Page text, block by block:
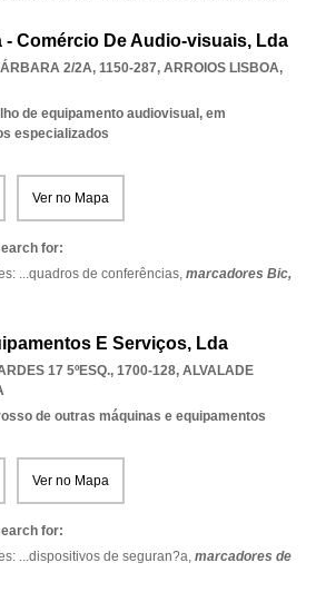
Comércio De Audio-visuais, Lda
2/2A, 1150-287, ARROIOS LISBOA,
de equipamento audiovisual, em
especializados
Ver no Mapa
for:
...quadros de conferências, marcadores Bic,
E Serviços, Lda
17 5ºESQ., 1700-128, ALVALADE
de outras máquinas e equipamentos
Ver no Mapa
for:
...dispositivos de seguran?a, marcadores de